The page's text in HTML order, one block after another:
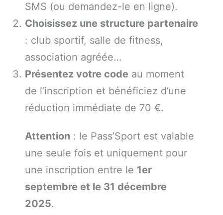
SMS (ou demandez-le en ligne).
Choisissez une structure partenaire
: club sportif, salle de fitness,
association agréée…
Présentez votre code au moment
de l’inscription et bénéficiez d’une
réduction immédiate de 70 €.
Attention : le Pass’Sport est valable
une seule fois et uniquement pour
une inscription entre le 1er
septembre et le 31 décembre
2025.